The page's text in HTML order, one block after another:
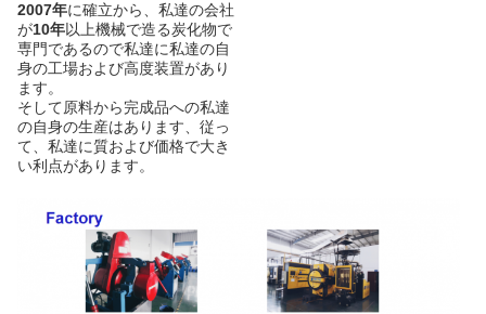
2007年に確立から、私達の会社
が10年以上機械で造る炭化物で
専門であるので私達に私達の自
身の工場および高度装置があり
ます。
そして原料から完成品への私達
の自身の生産はあります、従っ
て、私達に質および価格で大き
い利点があります。